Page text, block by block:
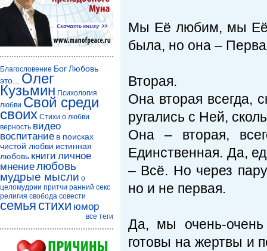
Мы Её любим, мы Её
была, но она –
Вторая.
Она вторая всегда,
ругались с Ней,
Она – вторая,
Единственная. Да,
– Всё. Но через
но и не первая.
Да, мы очень-
готовы на жертвы и
Благословение БогЛюбовь
это...
Олег
Кузьмин Психология
любви Свой среди
своих Стихи о любви
верность видео
воспитание в поисках
чистой любви истинная
любовь книги личное
мнениелюбовь
мудрые мысли о
целомудрии притчи ранний секс
религия свобода совести
семья стихи юмор
все теги